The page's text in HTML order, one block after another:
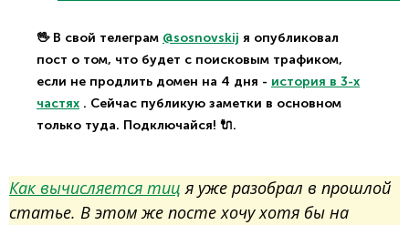
🖖 В свой телеграм @sosnovskij я опубликовал
пост о том, что будет с поисковым трафиком,
если не продлить домен на 4 дня - история в 3-х
частях . Сейчас публикую заметки в основном
только туда. Подключайся! 🔌.
Как вычисляется тиц я уже разобрал в прошлой
статье. В этом же посте хочу хотя бы на